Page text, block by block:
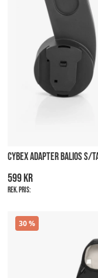
CYBEX ADAPTER BALIOS S/
599 kr
Rek. pris:
30